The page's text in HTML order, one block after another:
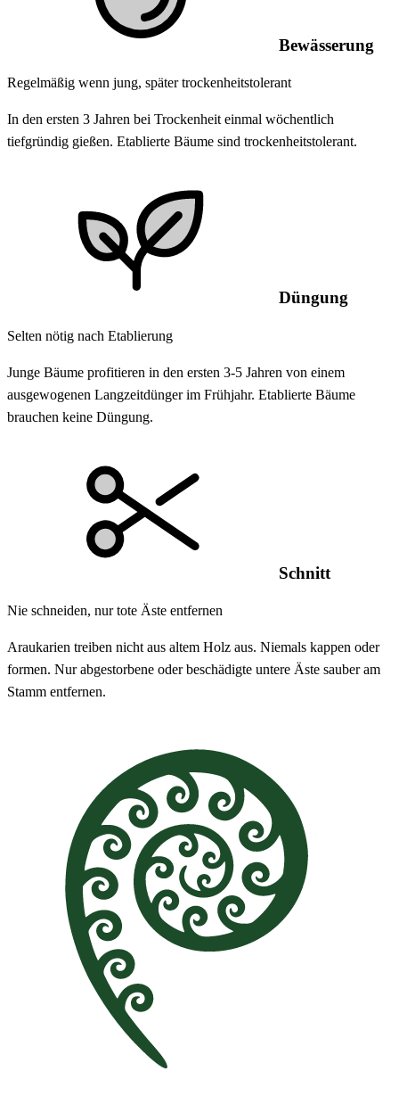
Bewässerung
Regelmäßig wenn jung, später trockenheitstolerant
In den ersten 3 Jahren bei Trockenheit einmal wöchentlich
tiefgründig gießen. Etablierte Bäume sind trockenheitstolerant.
Düngung
Selten nötig nach Etablierung
Junge Bäume profitieren in den ersten 3-5 Jahren von einem
ausgewogenen Langzeitdünger im Frühjahr. Etablierte Bäume
brauchen keine Düngung.
Schnitt
Nie schneiden, nur tote Äste entfernen
Araukarien treiben nicht aus altem Holz aus. Niemals kappen oder
formen. Nur abgestorbene oder beschädigte untere Äste sauber am
Stamm entfernen.